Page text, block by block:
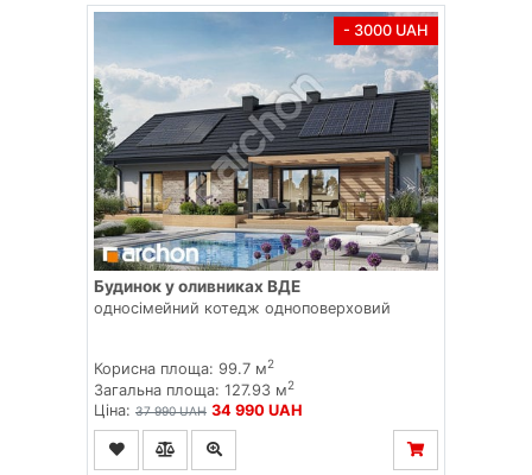
- 3000 UAH
Будинок у оливниках ВДЕ
односімейний котедж одноповерховий
Корисна площа: 99.7 м2
Загальна площа: 127.93 м2
Ціна: 37 990 UAH 34 990 UAH